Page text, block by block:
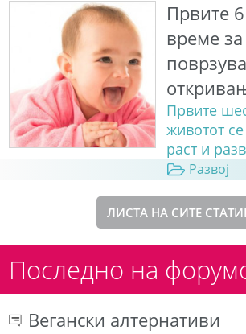
Првите
време за
Првите
животот
раст и
Развој
ЛИСТА НА СИТЕ
Последно на
Вегански алтернативи